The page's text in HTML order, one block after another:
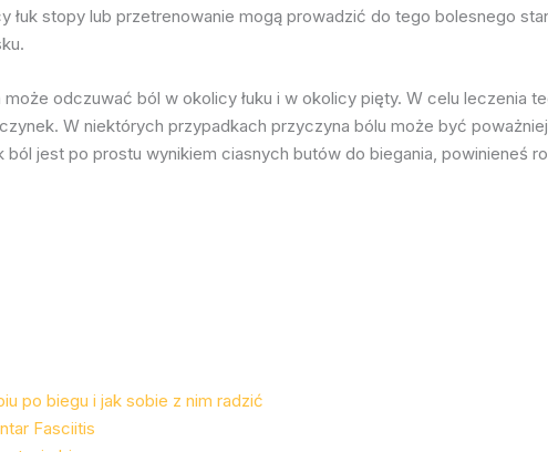
łuk stopy lub przetrenowanie mogą prowadzić do tego bolesnego
odczuwać ból w okolicy łuku i w okolicy pięty. W celu leczenia
W niektórych przypadkach przyczyna bólu może być
ból jest po prostu wynikiem ciasnych butów do biegania, powinieneś
po biegu i jak sobie z nim radzić
Fasciitis